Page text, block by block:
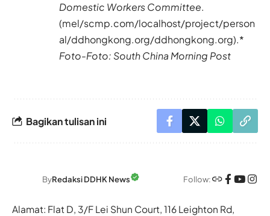
Domestic Workers Committee.
(mel/scmp.com/localhost/project/person
al/ddhongkong.org/ddhongkong.org).*
Foto-Foto: South China Morning Post
Bagikan tulisan ini
ByRedaksi DDHK News Follow:
Alamat: Flat D, 3/F Lei Shun Court, 116 Leighton Rd,